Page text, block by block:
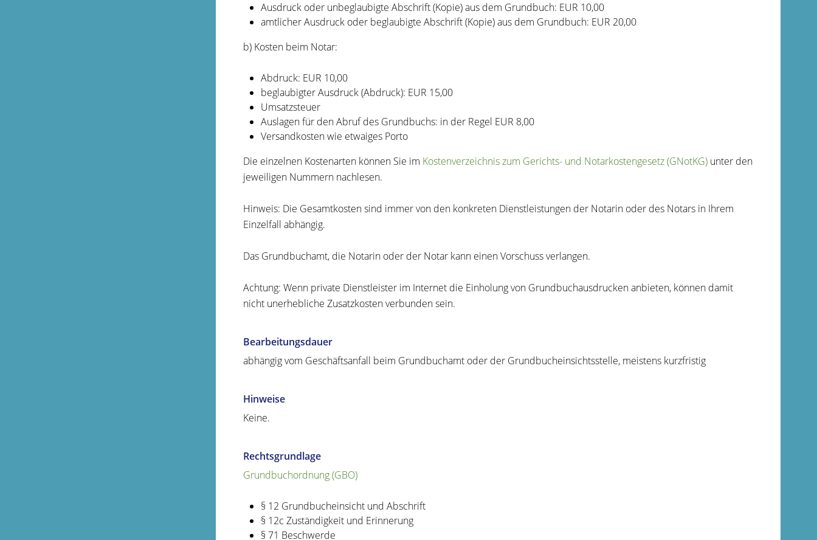
Ausdruck oder unbeglaubigte Abschrift (Kopie) aus dem Grundbuch: EUR 10,00
amtlicher Ausdruck oder beglaubigte Abschrift (Kopie) aus dem Grundbuch: EUR 20,00
b) Kosten beim Notar:
Abdruck: EUR 10,00
beglaubigter Ausdruck (Abdruck): EUR 15,00
Umsatzsteuer
Auslagen für den Abruf des Grundbuchs: in der Regel EUR 8,00
Versandkosten wie etwaiges Porto
Die einzelnen Kostenarten können Sie im Kostenverzeichnis zum Gerichts- und Notarkostengesetz (GNotKG)unter den
jeweiligen Nummern nachlesen.
Hinweis: Die Gesamtkosten sind immer von den konkreten Dienstleistungen der Notarin oder des Notars in Ihrem
Einzelfall abhängig.
Das Grundbuchamt, die Notarin oder der Notar kann einen Vorschuss verlangen.
Achtung: Wenn private Dienstleister im Internet die Einholung von Grundbuchausdrucken anbieten, können damit
nicht unerhebliche Zusatzkosten verbunden sein.
Bearbeitungsdauer
abhängig vom Geschäftsanfall beim Grundbuchamt oder der Grundbucheinsichtsstelle, meistens kurzfristig
Hinweise
Keine.
Rechtsgrundlage
Grundbuchordnung (GBO)
§ 12 Grundbucheinsicht und Abschrift
§ 12c Zuständigkeit und Erinnerung
§ 71 Beschwerde